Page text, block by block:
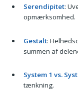
Serendipitet:
opmærksomhed.
Gestalt:
summen af
System 1 vs.
tænkning.